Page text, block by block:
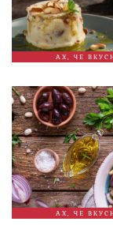
АХ, ЧЕ
АХ, ЧЕ